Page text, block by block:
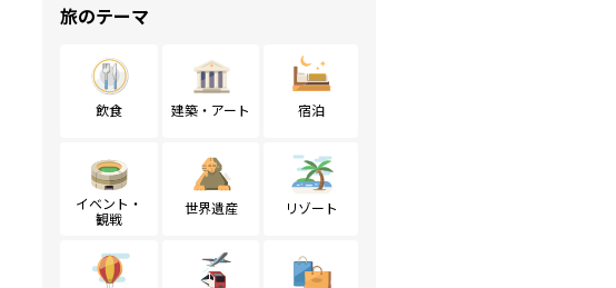
旅のテーマ
飲食 建築・アート 宿泊
イベント・
観戦
世界遺産 リゾート